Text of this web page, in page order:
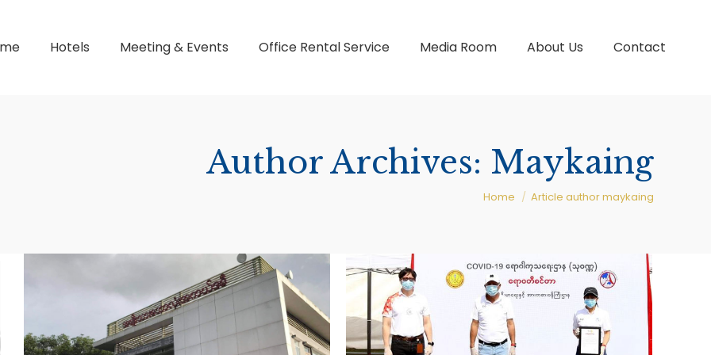
Hotels Meeting & Events Office Rental Service Media Room About Us Contact
Author Archives: Maykaing
You are here:
Home Article author maykaing